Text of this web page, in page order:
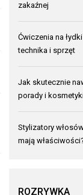
zakaźnej
Ćwiczenia na
technika i sprzęt
Jak skutecznie
porady i
Stylizatory
mają
ROZRYWKA